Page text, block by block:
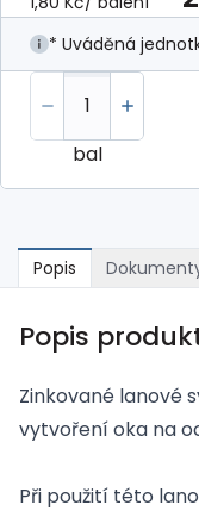
* Uváděná
bal
Popis
Popis
Zinkované lanové
vytvoření oka na
Při použití této